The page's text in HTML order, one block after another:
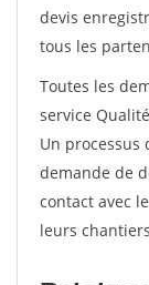
devis
tous les
Toutes les
service
Un
demande de
contact avec
leurs